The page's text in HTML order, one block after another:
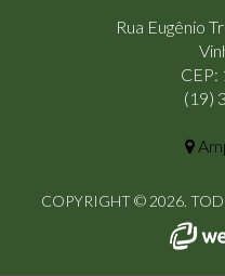
Rua Eugênio
CEP:
(19)
COPYRIGHT © 2026.